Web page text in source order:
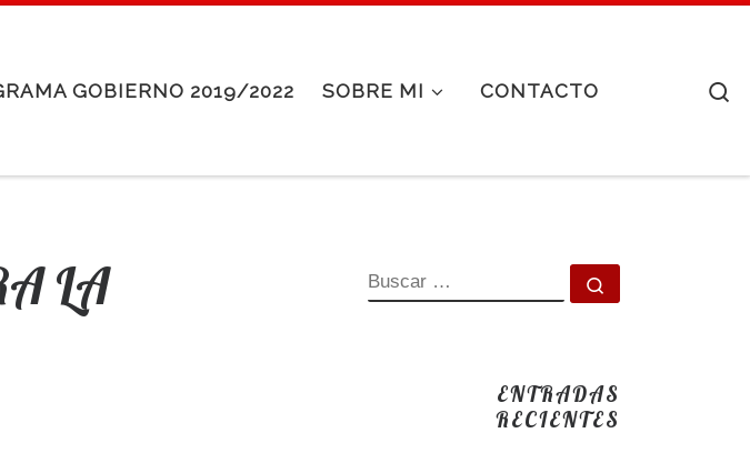
GOBIERNO 2019/2022 SOBRE MI CONTACTO
LA
BUSCAR
ENTRADAS
RECIENTES